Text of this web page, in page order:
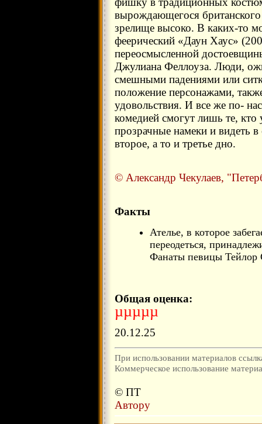
вырождающегося
зрелище высоко. В каких-то
феерический «Даун Хаус»
переосмысленной
Джулиана Феллоуза. Люди,
смешными падениями или
положение персонажами,
удовольствия. И все же по-
комедией смогут лишь те, кто
прозрачные намеки и видеть
второе, а то и третье дно.
© Александр Чекулаев,
Факты
Ателье, в которое
переодеться,
Фанаты певицы Тейлор
Общая оценка:
µµµµµ
20.12.25
При использовании материалов
Коммерческое использование
© ПТ
Автору